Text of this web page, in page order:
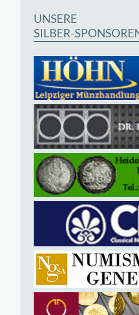
UNSERE
SILBER-